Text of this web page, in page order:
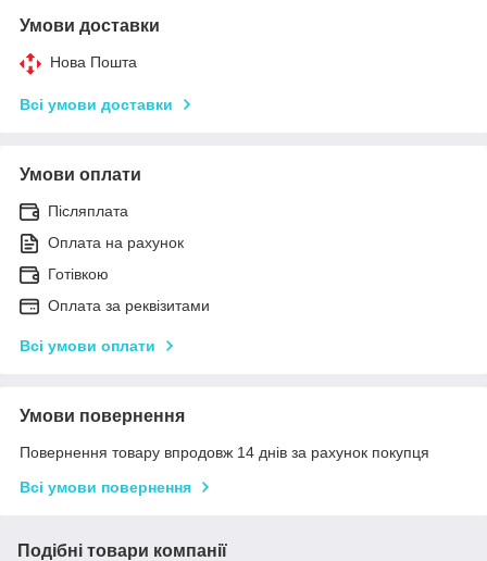
Умови доставки
Нова Пошта
Всі умови доставки
Умови оплати
Післяплата
Оплата на рахунок
Готівкою
Оплата за реквізитами
Всі умови оплати
Умови повернення
Повернення товару впродовж 14 днів за рахунок покупця
Всі умови повернення
Подібні товари компанії